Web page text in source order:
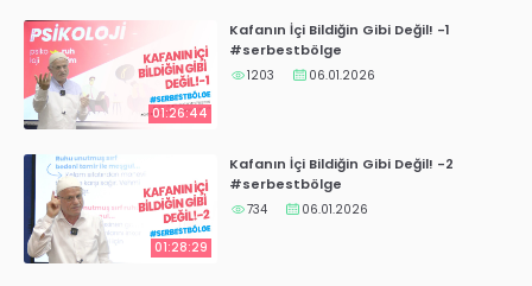
01:26:44
Kafanın İçi Bildiğin Gibi Değil! -1
#serbestbölge
1203 06.01.2026
01:28:29
Kafanın İçi Bildiğin Gibi Değil! -2
#serbestbölge
734 06.01.2026